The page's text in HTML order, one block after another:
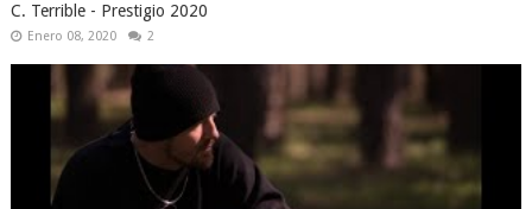
C. Terrible - Prestigio 2020
Enero 08, 2020 2